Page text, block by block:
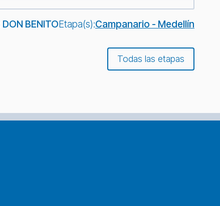
DON BENITOEtapa(s):Campanario - Medellín
Todas las etapas